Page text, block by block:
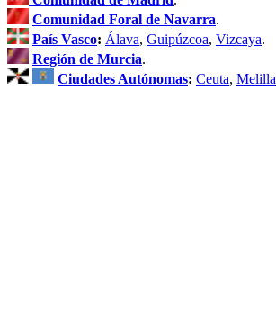
Comunidad Foral de Navarra.
País Vasco: Álava, Guipúzcoa, Vizcaya.
Región de Murcia.
Ciudades Autónomas: Ceuta, Melilla